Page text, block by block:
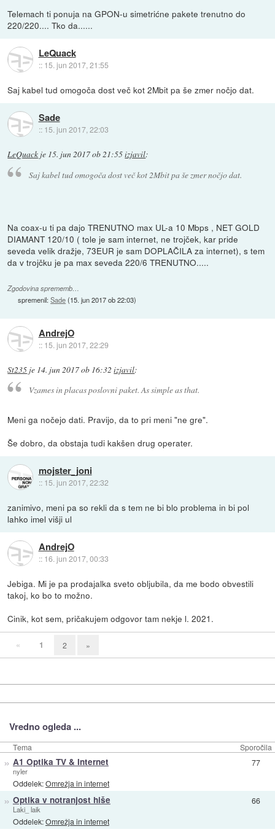
Telemach ti ponuja na GPON-u simetrićne pakete trenutno do
220/220.... Tko da......
LeQuack
:: 15. jun 2017, 21:55
Saj kabel tud omogoča dost več kot 2Mbit pa še zmer nočjo dat.
Sade
:: 15. jun 2017, 22:03
LeQuack je 15. jun 2017 ob 21:55izjavil:
Saj kabel tud omogoča dost več kot 2Mbit pa še zmer nočjo dat.
Na coax-u ti pa dajo TRENUTNO max UL-a 10 Mbps , NET GOLD
DIAMANT 120/10 ( tole je sam internet, ne trojček, kar pride
seveda velik dražje, 73EUR je sam DOPLAČILA za internet), s tem
da v trojčku je pa max seveda 220/6 TRENUTNO.....
Zgodovina sprememb…
spremenil:Sade(15. jun 2017 ob 22:03)
AndrejO
:: 15. jun 2017, 22:29
St235 je 14. jun 2017 ob 16:32 izjavil:
Vzames in placas poslovni paket. As simple as that.
Meni ga nočejo dati. Pravijo, da to pri meni "ne gre".
Še dobro, da obstaja tudi kakšen drug operater.
mojster_joni
:: 15. jun 2017, 22:32
zanimivo, meni pa so rekli da s tem ne bi blo problema in bi pol
lahko imel višji ul
AndrejO
:: 16. jun 2017, 00:33
Jebiga. Mi je pa prodajalka sveto obljubila, da me bodo obvestili
takoj, ko bo to možno.
Cinik, kot sem, pričakujem odgovor tam nekje l. 2021.
« 1 2 »
Vredno ogleda ...
Tema Sporočila
» A1 Optika TV & Internet
nyler
Oddelek:Omrežja in internet
77
» Optika v notranjost hiše
Laki_ laik
Oddelek:Omrežja in internet
66